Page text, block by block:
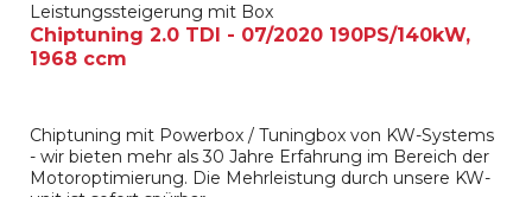
Leistungssteigerung mit Box
Chiptuning 2.0 TDI - 07/2020 190PS/140kW,
1968 ccm
Chiptuning mit Powerbox / Tuningbox von KW-Systems
- wir bieten mehr als 30 Jahre Erfahrung im Bereich der
Motoroptimierung. Die Mehrleistung durch unsere KW-